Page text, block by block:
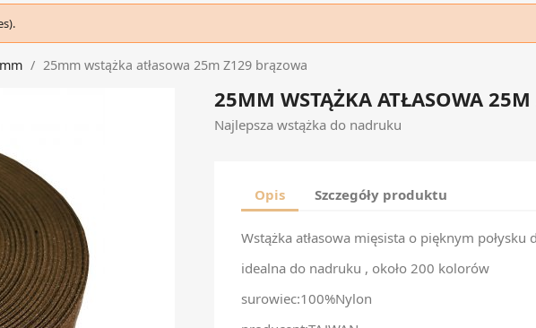
25mm wstążka atłasowa 25m Z129 brązowa
25MM WSTĄŻKA ATŁASOWA
Najlepsza wstążka do nadruku
Opis Szczegóły produktu
Wstążka atłasowa mięsista o pięknym połysku
idealna do nadruku , około 200 kolorów
surowiec:100%Nylon